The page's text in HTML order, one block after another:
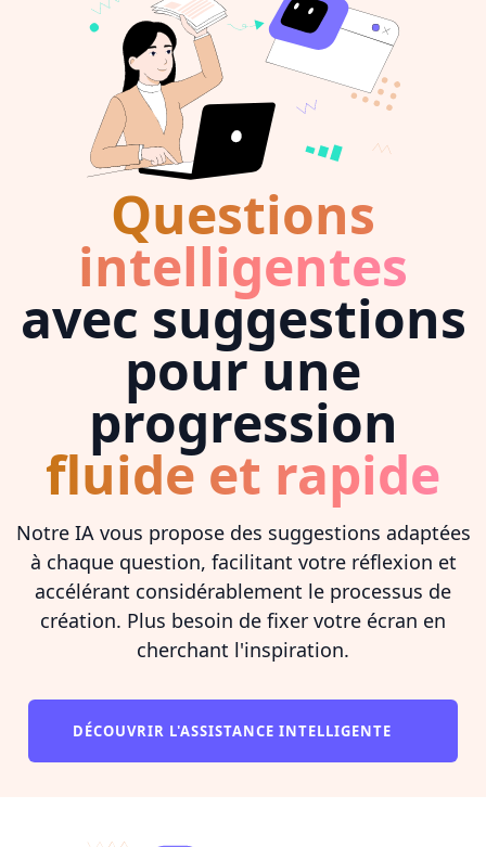
Questions
intelligentes
avec suggestions
pour une
progression
fluide et rapide
Notre IA vous propose des suggestions adaptées
à chaque question, facilitant votre réflexion et
accélérant considérablement le processus de
création. Plus besoin de fixer votre écran en
cherchant l'inspiration.
DÉCOUVRIR L'ASSISTANCE INTELLIGENTE